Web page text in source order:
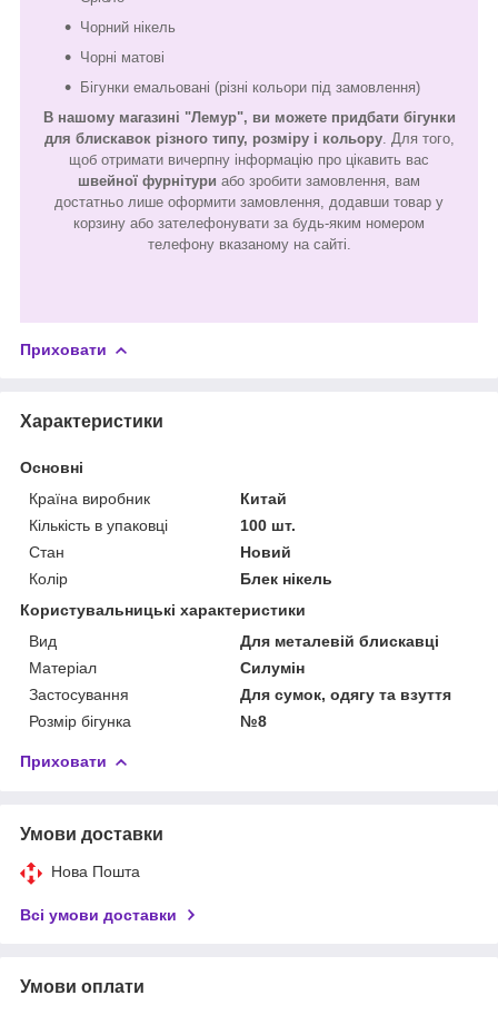
Чорний нікель
Чорні матові
Бігунки емальовані (різні кольори під замовлення)
В нашому магазині "Лемур", ви можете придбати бігунки
для блискавок різного типу, розміру і кольору. Для того,
щоб отримати вичерпну інформацію про цікавить вас
швейної фурнітури або зробити замовлення, вам
достатньо лише оформити замовлення, додавши товар у
корзину або зателефонувати за будь-яким номером
телефону вказаному на сайті.
Приховати
Характеристики
Основні
Країна виробник
Китай
Кількість в упаковці
100 шт.
Стан
Новий
Колір
Блек нікель
Користувальницькі характеристики
Вид
Для металевій блискавці
Матеріал
Силумін
Застосування
Для сумок, одягу та взуття
Розмір бігунка
№8
Приховати
Умови доставки
Нова Пошта
Всі умови доставки
Умови оплати